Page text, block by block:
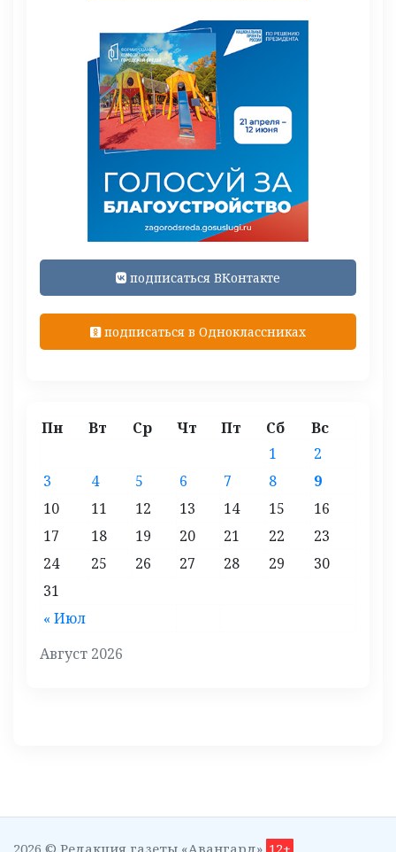
подписаться ВКонтакте
подписаться в Одноклассниках
Август 2026
Пн Вт Ср Чт Пт Сб Вс
« Июл
1
2
3
4 5 6 7 8
9
10
11 12 13 14 15
16
17
18 19 20 21 22
23
24
25 26 27 28 29
30
31